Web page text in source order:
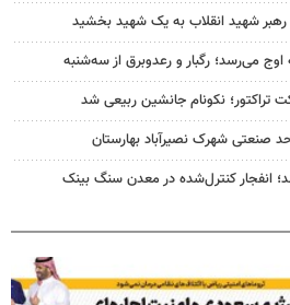
شهید انقلاب به یک شهید بخشید
اوج می‌رسد؛ رگبار و رعدوبرق از سه‌شنبه
تراکتور؛ نکونام جانشین ربیعی شد
صنعتی شهرک نصیرآباد بهارستان
انفجار کنترل‌شده در معدن سنگ بینک